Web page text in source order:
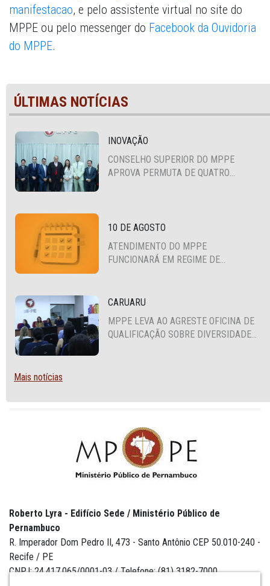
manifestacao, e pelo assistente virtual no site do
MPPE ou pelo messenger do Facebook da Ouvidoria
do MPPE.
ÚLTIMAS NOTÍCIAS
INOVAÇÃO
CONSELHO SUPERIOR DO MPPE
APROVA PERMUTA DE QUATRO
10 DE AGOSTO
ATENDIMENTO DO MPPE
FUNCIONARÁ EM REGIME DE
CARUARU
MPPE LEVA AO AGRESTE OFICINA DE
QUALIFICAÇÃO SOBRE DIVERSIDADE
Mais notícias
Roberto Lyra - Edifício Sede / Ministério Público de
Pernambuco
R. Imperador Dom Pedro II, 473 - Santo Antônio CEP 50.010-240 -
Recife / PE
CNPJ: 24.417.065/0001-03 / Telefone: (81) 3182-7000